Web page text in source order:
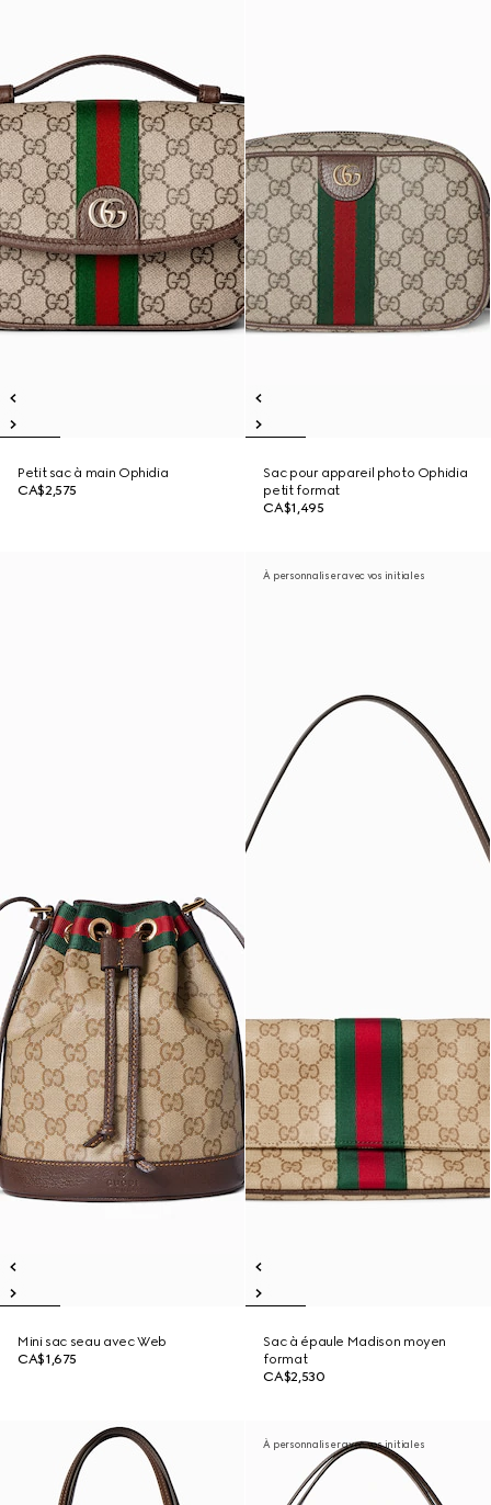
Petit sac à main Ophidia
CA$2,575
Sac pour appareil photo Ophidia
petit format
CA$1,495
Mini sac seau avec Web
CA$1,675
À personnaliser avec vos initiales
Sac à épaule Madison moyen
format
CA$2,530
À personnaliser avec vos initiales